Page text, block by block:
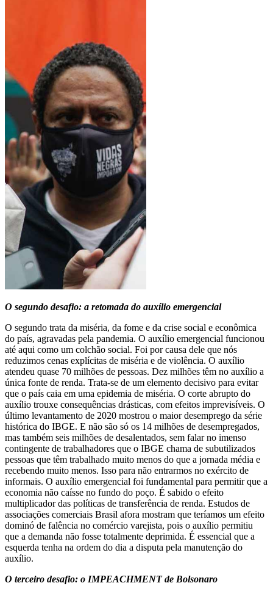
O segundo desafio: a retomada do auxílio emergencial
O segundo trata da miséria, da fome e da crise social e econômica
do país, agravadas pela pandemia. O auxílio emergencial funcionou
até aqui como um colchão social. Foi por causa dele que nós
reduzimos cenas explícitas de miséria e de violência. O auxílio
atendeu quase 70 milhões de pessoas. Dez milhões têm no auxílio a
única fonte de renda. Trata-se de um elemento decisivo para evitar
que o país caia em uma epidemia de miséria. O corte abrupto do
auxílio trouxe consequências drásticas, com efeitos imprevisíveis. O
último levantamento de 2020 mostrou o maior desemprego da série
histórica do IBGE. E não são só os 14 milhões de desempregados,
mas também seis milhões de desalentados, sem falar no imenso
contingente de trabalhadores que o IBGE chama de subutilizados
pessoas que têm trabalhado muito menos do que a jornada média e
recebendo muito menos. Isso para não entrarmos no exército de
informais. O auxílio emergencial foi fundamental para permitir que a
economia não caísse no fundo do poço. É sabido o efeito
multiplicador das políticas de transferência de renda. Estudos de
associações comerciais Brasil afora mostram que teríamos um efeito
dominó de falência no comércio varejista, pois o auxílio permitiu
que a demanda não fosse totalmente deprimida. É essencial que a
esquerda tenha na ordem do dia a disputa pela manutenção do
auxílio.
O terceiro desafio: o IMPEACHMENT de Bolsonaro